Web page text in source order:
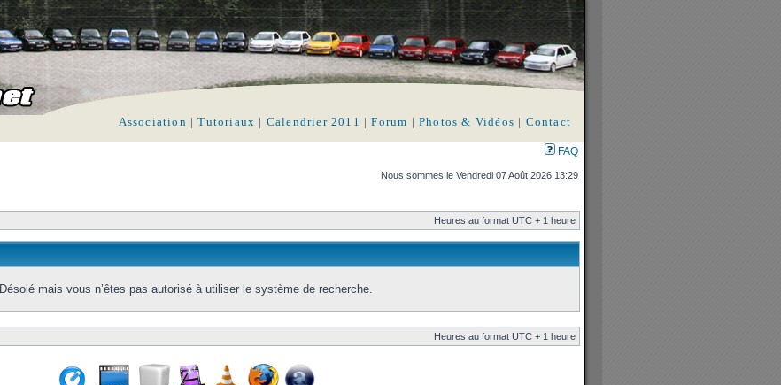
Association |Tutoriaux | Calendrier 2011 |Forum | Photos & Vidéos | Contact
FAQ
Nous sommes le Vendredi 07 Août 2026 13:29
Heures au format UTC + 1 heure
Désolé mais vous n’êtes pas autorisé à utiliser le système de recherche.
Heures au format UTC + 1 heure